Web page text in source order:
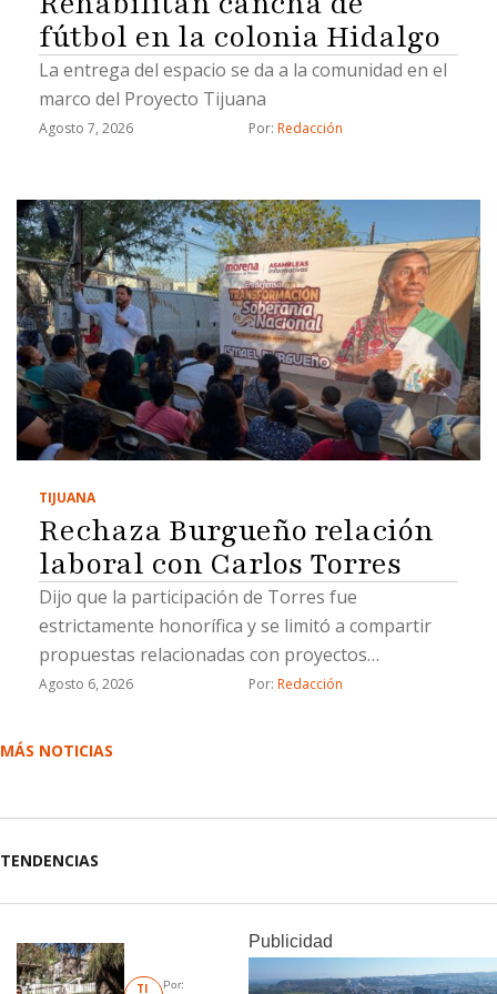
fútbol en la colonia Hidalgo
La entrega del espacio se da a la comunidad en el
marco del Proyecto Tijuana
Agosto 7, 2026 Por: Redacción
TIJUANA
Rechaza Burgueño relación
laboral con Carlos Torres
Dijo que la participación de Torres fue
estrictamente honorífica y se limitó a compartir
propuestas relacionadas con proyectos
estratégicos
Agosto 6, 2026 Por: Redacción
MÁS NOTICIAS
TENDENCIAS
TI
Por:
Publicidad